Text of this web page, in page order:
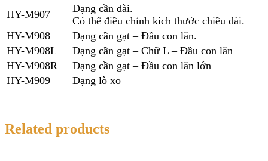
HY-M907
Dạng cần dài.
Có thể điều chỉnh kích thước chiều dài.
HY-M908
Dạng cần gạt – Đầu con lăn.
HY-M908L
Dạng cần gạt – Chữ L – Đầu con lăn
HY-M908R
Dạng cần gạt – Đầu con lăn lớn
HY-M909
Dạng lò xo
Related products